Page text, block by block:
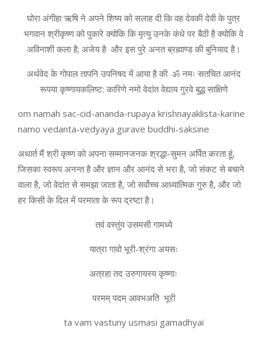
घोरा अंगीहा ऋषि ने अपने शिष्य को सलाह दी कि वह देवकी देवी के पुत्र
भगवान श्रीकृष्ण को पुकारे क्योकि कि मृत्यु उनके कंधे पर बैठी है क्योकि वे
अविनाशी कला है; अजेय है और इस पुरे अनत ब्रह्माण्ड की बुनियाद है।
अर्थवेद के गोपाल तापनि उपनिषद में आया है की ॐ नमः सतचित आनंद
रूपया कृष्णायकलिष्ट: कारिणे नमो वेदांत वेद्याय गुरवे बुद्ध साक्षिणे
om namah sac-cid-ananda-rupaya krishnayaklista-karine
namo vedanta-vedyaya gurave buddhi-saksine
अथार्त मैं श्री कृष्ण को अपना सम्मानजनक श्रद्धा-सुमन अर्पित करता हूं,
जिसका स्वरूप अनन्त है और ज्ञान और आनंद से भरा है, जो संकट से बचाने
वाला है, जो वेदांत से समझा जाता है, जो सर्वोच्च आध्यात्मिक गुरु है, और जो
हर किसी के दिल में परमाता के रूप द्रष्टा है।
तवं वस्तुंय उसमसी गामध्ये
यात्रा गावो भूरी-श्रंगा अयसः
अत्रहा तद उरुगायस्य कृष्णाः
परमम् पदम् आवभअति भूरी
ta vam vastuny usmasi gamadhyai